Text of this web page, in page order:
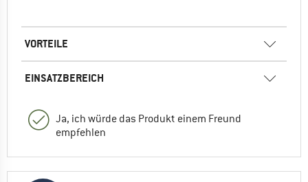
VORTEILE
EINSATZBEREICH
Ja, ich würde das Produkt einem Freund
empfehlen